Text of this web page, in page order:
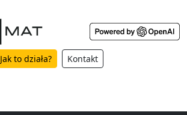
Jak to działa? Kontakt